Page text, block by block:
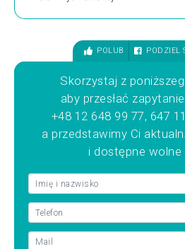
POLUB PODZIEL
Skorzystaj z
aby przesłać
+48 12 648 99 77, 647
a przedstawimy Ci
i dostępne wolne